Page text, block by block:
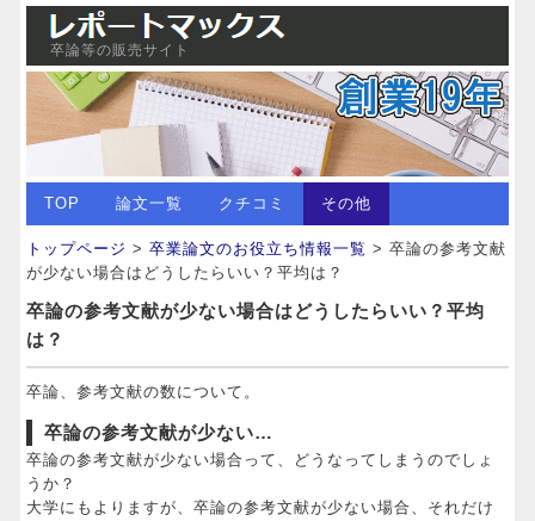
卒論等の販売サイト
TOP 論文一覧 クチコミ その他
トップページ >卒業論文のお役立ち情報一覧 > 卒論の参考文献
が少ない場合はどうしたらいい？平均は？
卒論の参考文献が少ない場合はどうしたらいい？平均
は？
卒論、参考文献の数について。
卒論の参考文献が少ない…
卒論の参考文献が少ない場合って、どうなってしまうのでしょ
うか？
大学にもよりますが、卒論の参考文献が少ない場合、それだけ